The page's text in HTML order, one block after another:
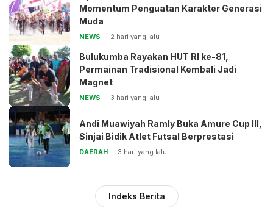
Momentum Penguatan Karakter Generasi
Muda
NEWS 2 hari yang lalu
Bulukumba Rayakan HUT RI ke-81,
Permainan Tradisional Kembali Jadi
Magnet
NEWS 3 hari yang lalu
Andi Muawiyah Ramly Buka Amure Cup III,
Sinjai Bidik Atlet Futsal Berprestasi
DAERAH 3 hari yang lalu
Indeks Berita